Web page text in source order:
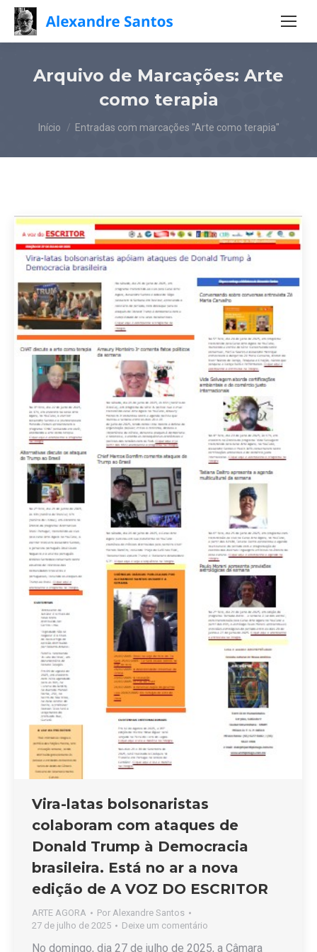
Arquivo de Marcações: Arte
como terapia
Você está aqui:
Início Entradas com marcações "Arte como terapia"
Vira-latas bolsonaristas
colaboram com ataques de
Donald Trump à Democracia
brasileira. Está no ar a nova
edição de A VOZ DO ESCRITOR
ARTE AGORA Por Alexandre Santos
27 de julho de 2025
Deixe um comentário
No domingo, dia 27 de julho de 2025, a Câmara